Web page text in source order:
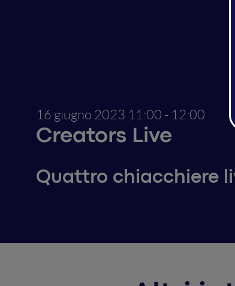
16 giugno 2023 11:00 - 12:00
Creators Live
Quattro chiacchiere